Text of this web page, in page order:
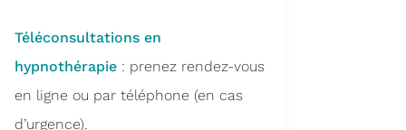
Téléconsultations en
hypnothérapie: prenez rendez-vous
en ligne ou par téléphone (en cas
d’urgence).